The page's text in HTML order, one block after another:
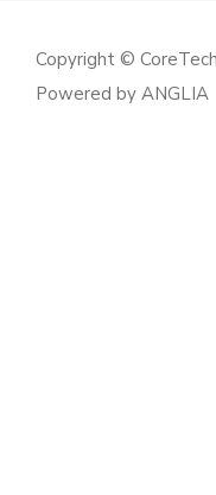
Copyright ©
Powered by ANGLIA